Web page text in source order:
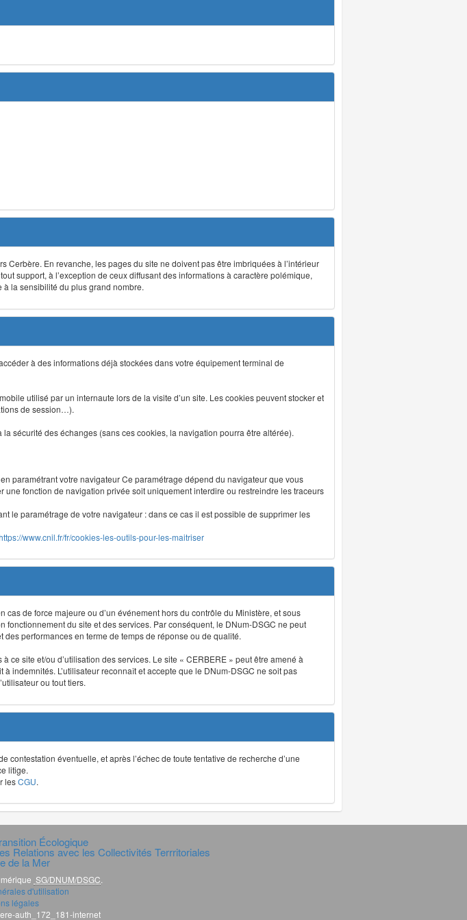
En revanche, les pages du site ne doivent pas être imbriquées à l’intérieur
support, à l’exception de ceux diffusant des informations à caractère polémique,
la sensibilité du plus grand nombre.
à des informations déjà stockées dans votre équipement terminal de
utilisé par un internaute lors de la visite d’un site. Les cookies peuvent stocker et
de session…).
sécurité des échanges (sans ces cookies, la navigation pourra être altérée).
paramétrant votre navigateur Ce paramétrage dépend du navigateur que vous
fonction de navigation privée soit uniquement interdire ou restreindre les traceurs
le paramétrage de votre navigateur : dans ce cas il est possible de supprimer les
www.cnil.fr/fr/cookies-les-outils-pour-les-maitriser
cas de force majeure ou d’un événement hors du contrôle du Ministère, et sous
du site et des services. Par conséquent, le DNum-DSGC ne peut
performances en terme de temps de réponse ou de qualité.
ce site et/ou d’utilisation des services. Le site « CERBERE » peut être amené à
indemnités. L’utilisateur reconnaît et accepte que le DNum-DSGC ne soit pas
ou tout tiers.
contestation éventuelle, et après l’échec de toute tentative de recherche d’une
litige.
lesCGU.
Écologique
Relations avec les Collectivités Terrritoriales
de la Mer
SG/DNUM/DSGC
d'utilisation
légales
auth_172_181-internet